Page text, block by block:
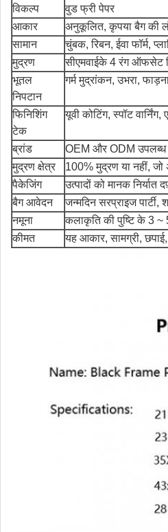
विकल्प
वुड फ्री पेपर
आकार
अनुकूलित, कृपया बैग की
सामान
चुंबक, रिबन, ईवा फॉर्म,
मुद्रण
सीएमवाईके 4 रंग ऑफसेट
भूतल
निपटान
गर्म मुद्रांकन, उभरा,
फिनिशिंग
टेक
यूवी कोटिंग, स्पॉट
ब्रांड
OEM और ODM उपलब्ध
मुद्रण क्षेत्र
100% मुद्रण या नहीं, जो
पैकेजिंग
उत्पादों को मानक
बैग आवेदन
जन्मदिन सरप्राइज पार्टी,
नमूना
कलाकृति की पुष्टि के 3 ~
कीमत
यह आकार, सामग्री,